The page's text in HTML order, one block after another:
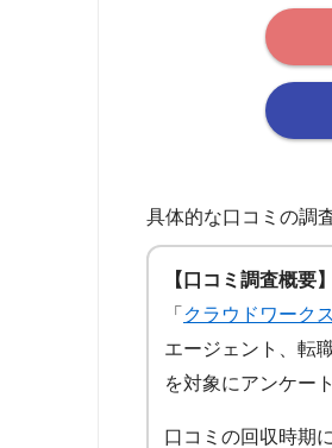
具体的な口コミの調
【口コミ調査概要】
「 クラウドワークス
エージェント、転
を対象にアンケー
口コミの回収時期